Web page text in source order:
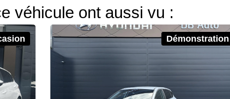
véhicule ont aussi vu :
Démonstration